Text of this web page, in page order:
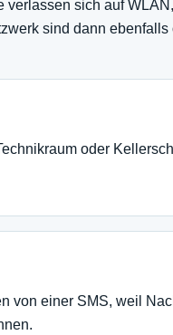
sich auf
sind dann
oder
von einer SMS, weil